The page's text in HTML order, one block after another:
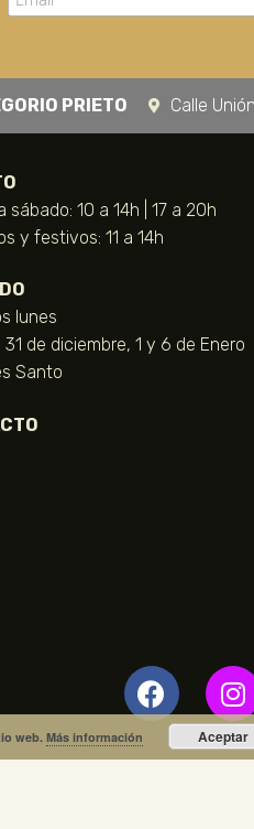
PRIETO Calle
sábado: 10 a 14h | 17 a 20h
y festivos: 11 a 14h
lunes
de diciembre, 1 y 6 de Enero
Santo
web. Más información Aceptar